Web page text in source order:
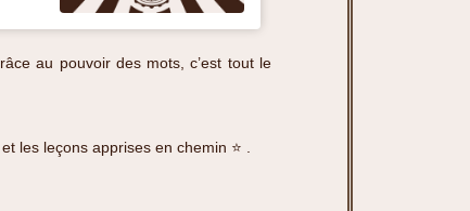
au pouvoir des mots, c’est tout le
les leçons apprises en chemin ⭐️